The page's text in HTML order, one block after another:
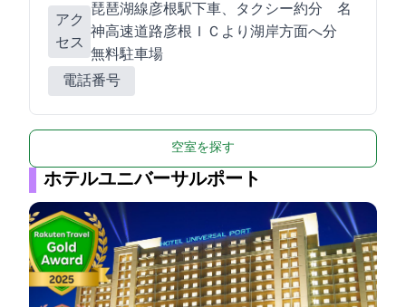
アク
セス
JR琵琶湖線彦根駅下車、タクシー約7分 名
神高速道路彦根ＩＣより湖岸方面へ10分
無料駐車場
電話番号
空室を探す
ホテルユニバーサルポート